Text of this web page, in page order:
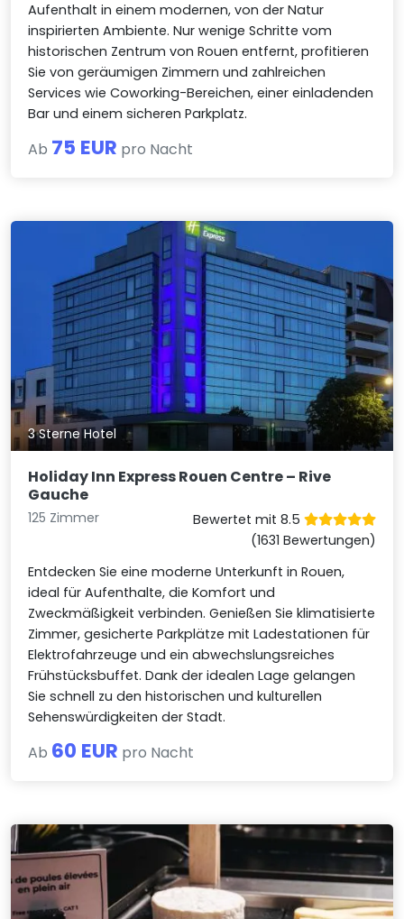
Aufenthalt in einem modernen, von der Natur
inspirierten Ambiente. Nur wenige Schritte vom
historischen Zentrum von Rouen entfernt, profitieren
Sie von geräumigen Zimmern und zahlreichen
Services wie Coworking-Bereichen, einer einladenden
Bar und einem sicheren Parkplatz.
Ab 75 EUR pro Nacht
3 Sterne Hotel
Holiday Inn Express Rouen Centre – Rive
Gauche
125 Zimmer
Bewertet mit 8.5
(1631 Bewertungen)
Entdecken Sie eine moderne Unterkunft in Rouen,
ideal für Aufenthalte, die Komfort und
Zweckmäßigkeit verbinden. Genießen Sie klimatisierte
Zimmer, gesicherte Parkplätze mit Ladestationen für
Elektrofahrzeuge und ein abwechslungsreiches
Frühstücksbuffet. Dank der idealen Lage gelangen
Sie schnell zu den historischen und kulturellen
Sehenswürdigkeiten der Stadt.
Ab 60 EUR pro Nacht